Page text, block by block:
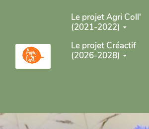
Aller au contenu principalLe projet Agri Coll'
(2021-2022)
Le projet Créactif
(2026-2028)